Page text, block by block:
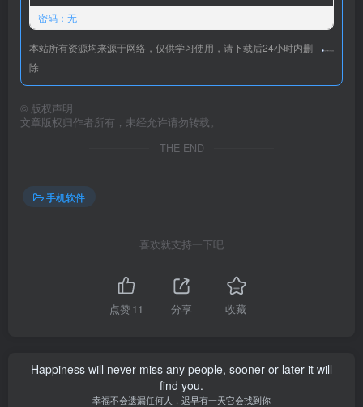
密码：无
本站所有资源均来源于网络，仅供学习使用，请下载后24小时内删
除
© 版权声明
文章版权归作者所有，未经允许请勿转载。
THE END
手机软件
喜欢就支持一下吧
点赞11 分享 收藏
Happiness will never miss any people, sooner or later it will
find you.
幸福不会遗漏任何人，迟早有一天它会找到你